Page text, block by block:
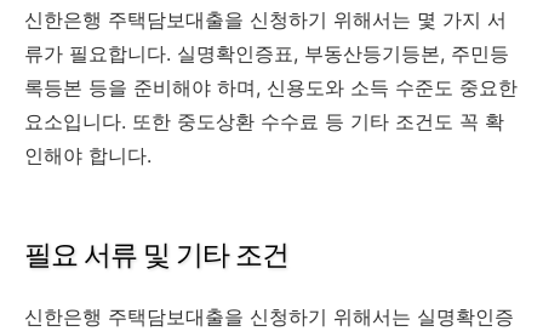
신한은행 주택담보대출을 신청하기 위해서는 몇 가지 서
류가 필요합니다. 실명확인증표, 부동산등기등본, 주민등
록등본 등을 준비해야 하며, 신용도와 소득 수준도 중요한
요소입니다. 또한 중도상환 수수료 등 기타 조건도 꼭 확
인해야 합니다.
필요 서류 및 기타 조건
신한은행 주택담보대출을 신청하기 위해서는 실명확인증